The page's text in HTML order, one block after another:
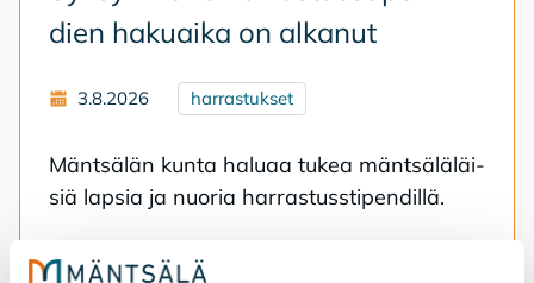
dien ha­kuai­ka on al­ka­nut
3.8.2026 harrastukset
Mänt­sä­län kun­ta ha­lu­aa tu­kea mänt­sä­lä­läi­
siä lap­sia ja nuo­ria har­ras­tuss­ti­pen­dil­lä.
Syksyn 2026 harrastusstipendien hakuaika on alkanut